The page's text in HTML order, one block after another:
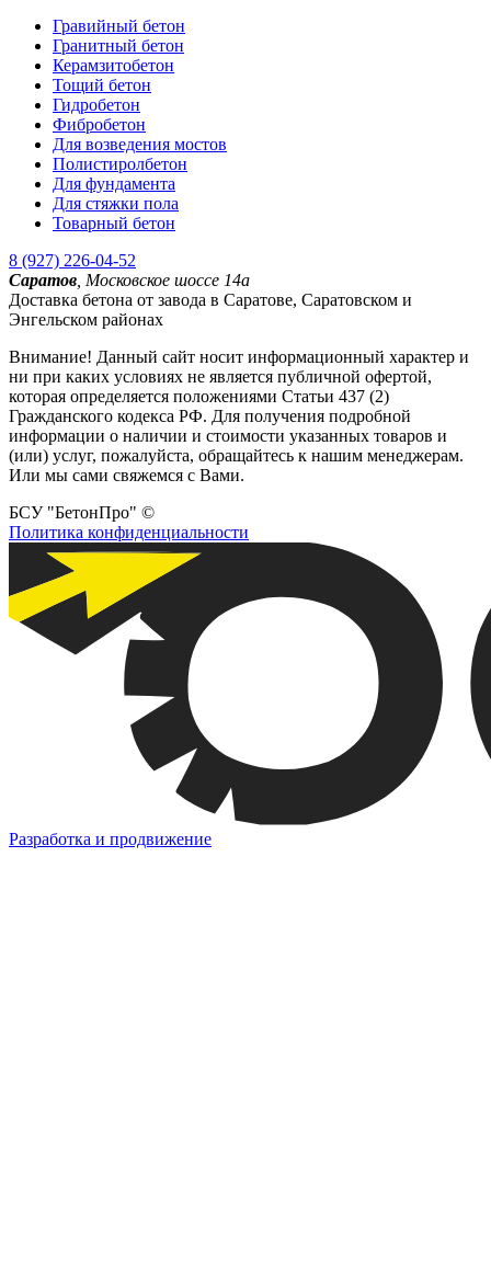
Гравийный бетон
Гранитный бетон
Керамзитобетон
Тощий бетон
Гидробетон
Фибробетон
Для возведения мостов
Полистиролбетон
Для фундамента
Для стяжки пола
Товарный бетон
8 (927) 226-04-52
Саратов Московское шоссе 14а
Доставка бетона от завода в Саратове, Саратовском и
Энгельском районах
Внимание! Данный сайт носит информационный характер и
ни при каких условиях не является публичной офертой,
которая определяется положениями Статьи 437 (2)
Гражданского кодекса РФ. Для получения подробной
информации о наличии и стоимости указанных товаров и
(или) услуг, пожалуйста, обращайтесь к нашим менеджерам.
Или мы сами свяжемся с Вами.
БСУ "БетонПро" ©
Политика конфиденциальности
Разработка и продвижение